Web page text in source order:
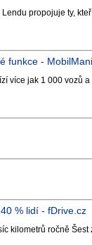
propojuje ty,
funkce -
více jak 1 000 vozů
% lidí - fDrive.cz
kilometrů ročně Šest